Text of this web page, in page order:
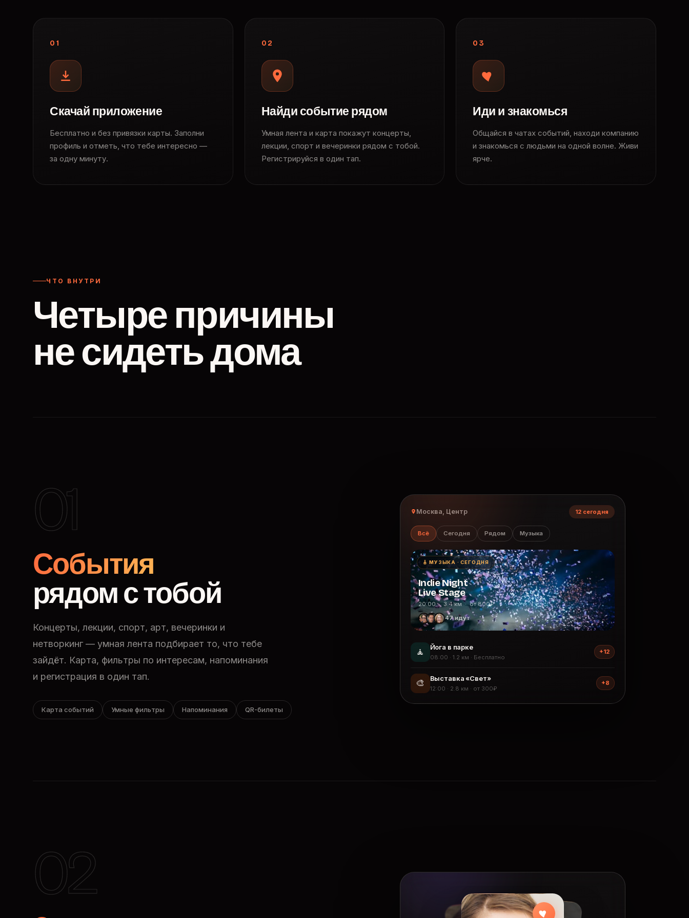
01
Скачай приложение
Бесплатно и без привязки карты. Заполни
профиль и отметь, что тебе интересно —
за одну минуту.
02
Найди событие рядом
Умная лента и карта покажут концерты,
лекции, спорт и вечеринки рядом с тобой.
Регистрируйся в один тап.
03
Иди и знакомься
Общайся в чатах событий, находи компанию
и знакомься с людьми на одной волне. Живи
ярче.
ЧТО ВНУТРИ
Четыре причины
не сидеть дома
01
События
рядом с тобой
Концерты, лекции, спорт, арт, вечеринки и
нетворкинг — умная лента подбирает то, что тебе
зайдёт. Карта, фильтры по интересам, напоминания
и регистрация в один тап.
Карта событий Умные фильтры Напоминания QR-билеты
Москва, Центр 12 сегодня
Всё Сегодня Рядом Музыка
🎸 МУЗЫКА · СЕГОДНЯ
Indie Night
Live Stage
20:00 · 3.4 км · от 800₽
47 идут
🧘 Йога в парке
08:00 · 1.2 км · Бесплатно
+12
🎨 Выставка «Свет»
12:00 · 2.8 км · от 300₽
+8
02